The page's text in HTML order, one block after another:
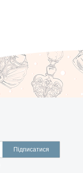
Підписатися